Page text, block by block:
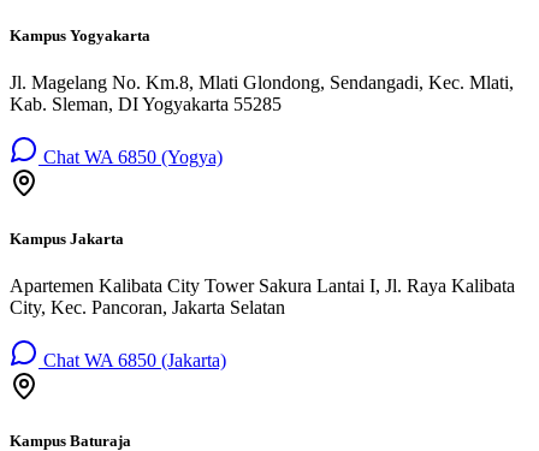
Kampus Yogyakarta
Jl. Magelang No. Km.8, Mlati Glondong, Sendangadi, Kec. Mlati,
Kab. Sleman, DI Yogyakarta 55285
Chat WA 6850 (Yogya)
Kampus Jakarta
Apartemen Kalibata City Tower Sakura Lantai I, Jl. Raya Kalibata
City, Kec. Pancoran, Jakarta Selatan
Chat WA 6850 (Jakarta)
Kampus Baturaja